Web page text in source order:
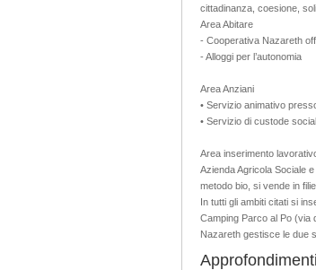
cittadinanza, coesione,
Area Abitare
- Cooperativa Nazareth
- Alloggi per l’autonomia
Area Anziani
• Servizio animativo
• Servizio di custode
Area inserimento
Azienda Agricola Sociale
metodo bio, si vende in
In tutti gli ambiti citati si
Camping Parco al Po (via
Nazareth gestisce le due
Approfondimenti